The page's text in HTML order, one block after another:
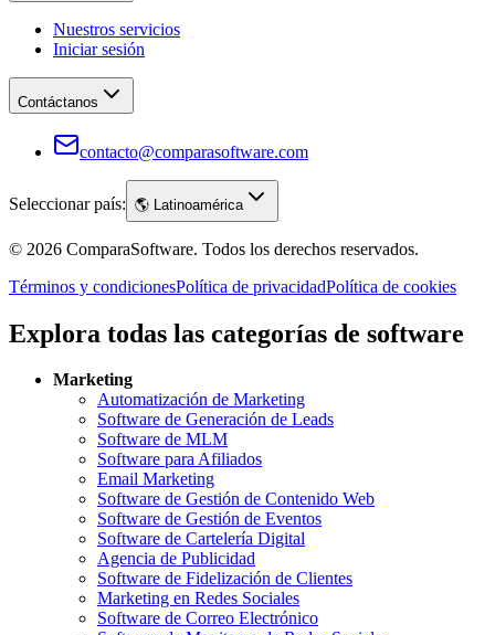
Nuestros servicios
Iniciar sesión
Contáctanos
contacto@comparasoftware.com
Seleccionar país: 🌎 Latinoamérica
© 2026 ComparaSoftware. Todos los derechos reservados.
Términos y condicionesPolítica de privacidadPolítica de cookies
Explora todas las categorías de software
Marketing
Automatización de Marketing
Software de Generación de Leads
Software de MLM
Software para Afiliados
Email Marketing
Software de Gestión de Contenido Web
Software de Gestión de Eventos
Software de Cartelería Digital
Agencia de Publicidad
Software de Fidelización de Clientes
Marketing en Redes Sociales
Software de Correo Electrónico